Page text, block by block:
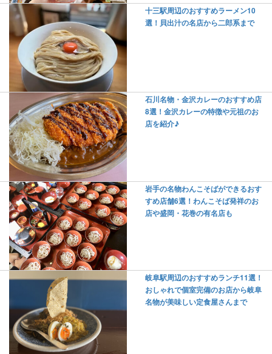
十三駅周辺のおすすめラーメン10
選！貝出汁の名店から二郎系まで
石川名物・金沢カレーのおすすめ店
8選！金沢カレーの特徴や元祖のお
店を紹介♪
岩手の名物わんこそばができるおす
すめ店舗6選！わんこそば発祥のお
店や盛岡・花巻の有名店も
岐阜駅周辺のおすすめランチ11選！
おしゃれで個室完備のお店から岐阜
名物が美味しい定食屋さんまで